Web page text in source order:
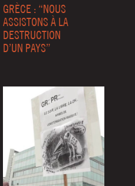
GRÈCE : “NOUS
ASSISTONS À LA
DESTRUCTION
D’UN PAYS”